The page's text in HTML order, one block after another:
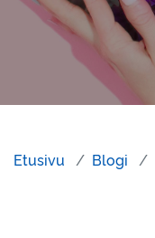
Etusivu Blogi